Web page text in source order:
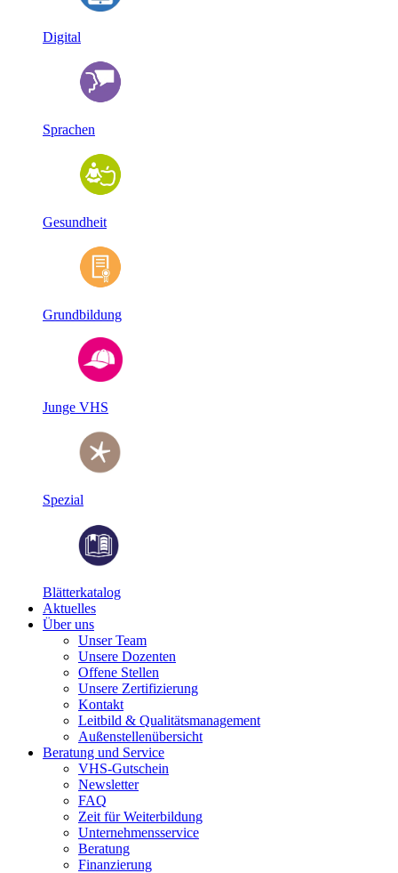
Digital
Sprachen
Gesundheit
Grundbildung
Junge VHS
Spezial
Blätterkatalog
Aktuelles
Über uns
Unser Team
Unsere Dozenten
Offene Stellen
Unsere Zertifizierung
Kontakt
Leitbild & Qualitätsmanagement
Außenstellenübersicht
Beratung und Service
VHS-Gutschein
Newsletter
FAQ
Zeit für Weiterbildung
Unternehmensservice
Beratung
Finanzierung